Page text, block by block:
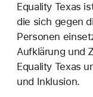
Equality Texas
die sich gegen
Personen
Aufklärung und
Equality Texas
und Inklusion.